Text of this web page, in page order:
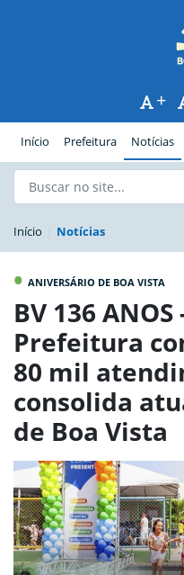
+
Início Prefeitura(página atual)
Notícias
Início Notícias
• ANIVERSÁRIO DE BOA VISTA
BV 136 ANOS
Prefeitura
80 mil
consolida
de Boa Vista